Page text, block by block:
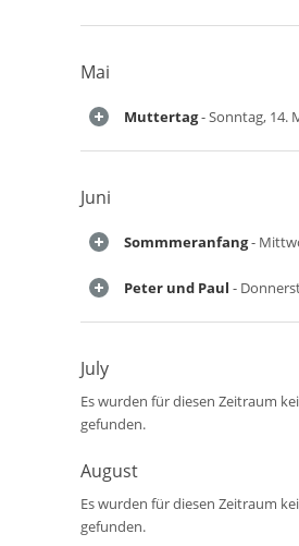
Mai
Muttertag- Sonntag, 14.
Juni
Sommmeranfang-
Peter und Paul -
July
Es wurden für diesen Zeitraum
gefunden.
August
Es wurden für diesen Zeitraum
gefunden.